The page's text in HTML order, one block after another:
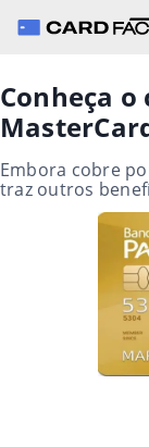
Conheça
Embora cobre
traz outros